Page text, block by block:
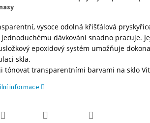
vysoce odolná křišťálová
dávkování snadno pracuje.
epoxidový systém umožňuje
skla.
tónovat transparentními barvami na sklo
informace